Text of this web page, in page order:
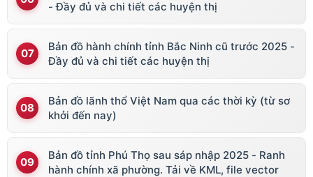
- Đầy đủ và chi tiết các huyện thị
Bản đồ hành chính tỉnh Bắc Ninh cũ trước 2025 -
Đầy đủ và chi tiết các huyện thị
Bản đồ lãnh thổ Việt Nam qua các thời kỳ (từ sơ
khởi đến nay)
Bản đồ tỉnh Phú Thọ sau sáp nhập 2025 - Ranh
hành chính xã phường. Tải về KML, file vector